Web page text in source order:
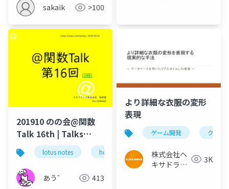
sakaik >100
201910 のの会@関数
Talk 16th | Talks
around @Functions
in Notes and Domino
lotus notes hcl technologies notes domino
あう゛ 413
より詳細な衣服の変形
表現
ゲーム開発 クロス
株式会社ヘ
キサドライ
3K